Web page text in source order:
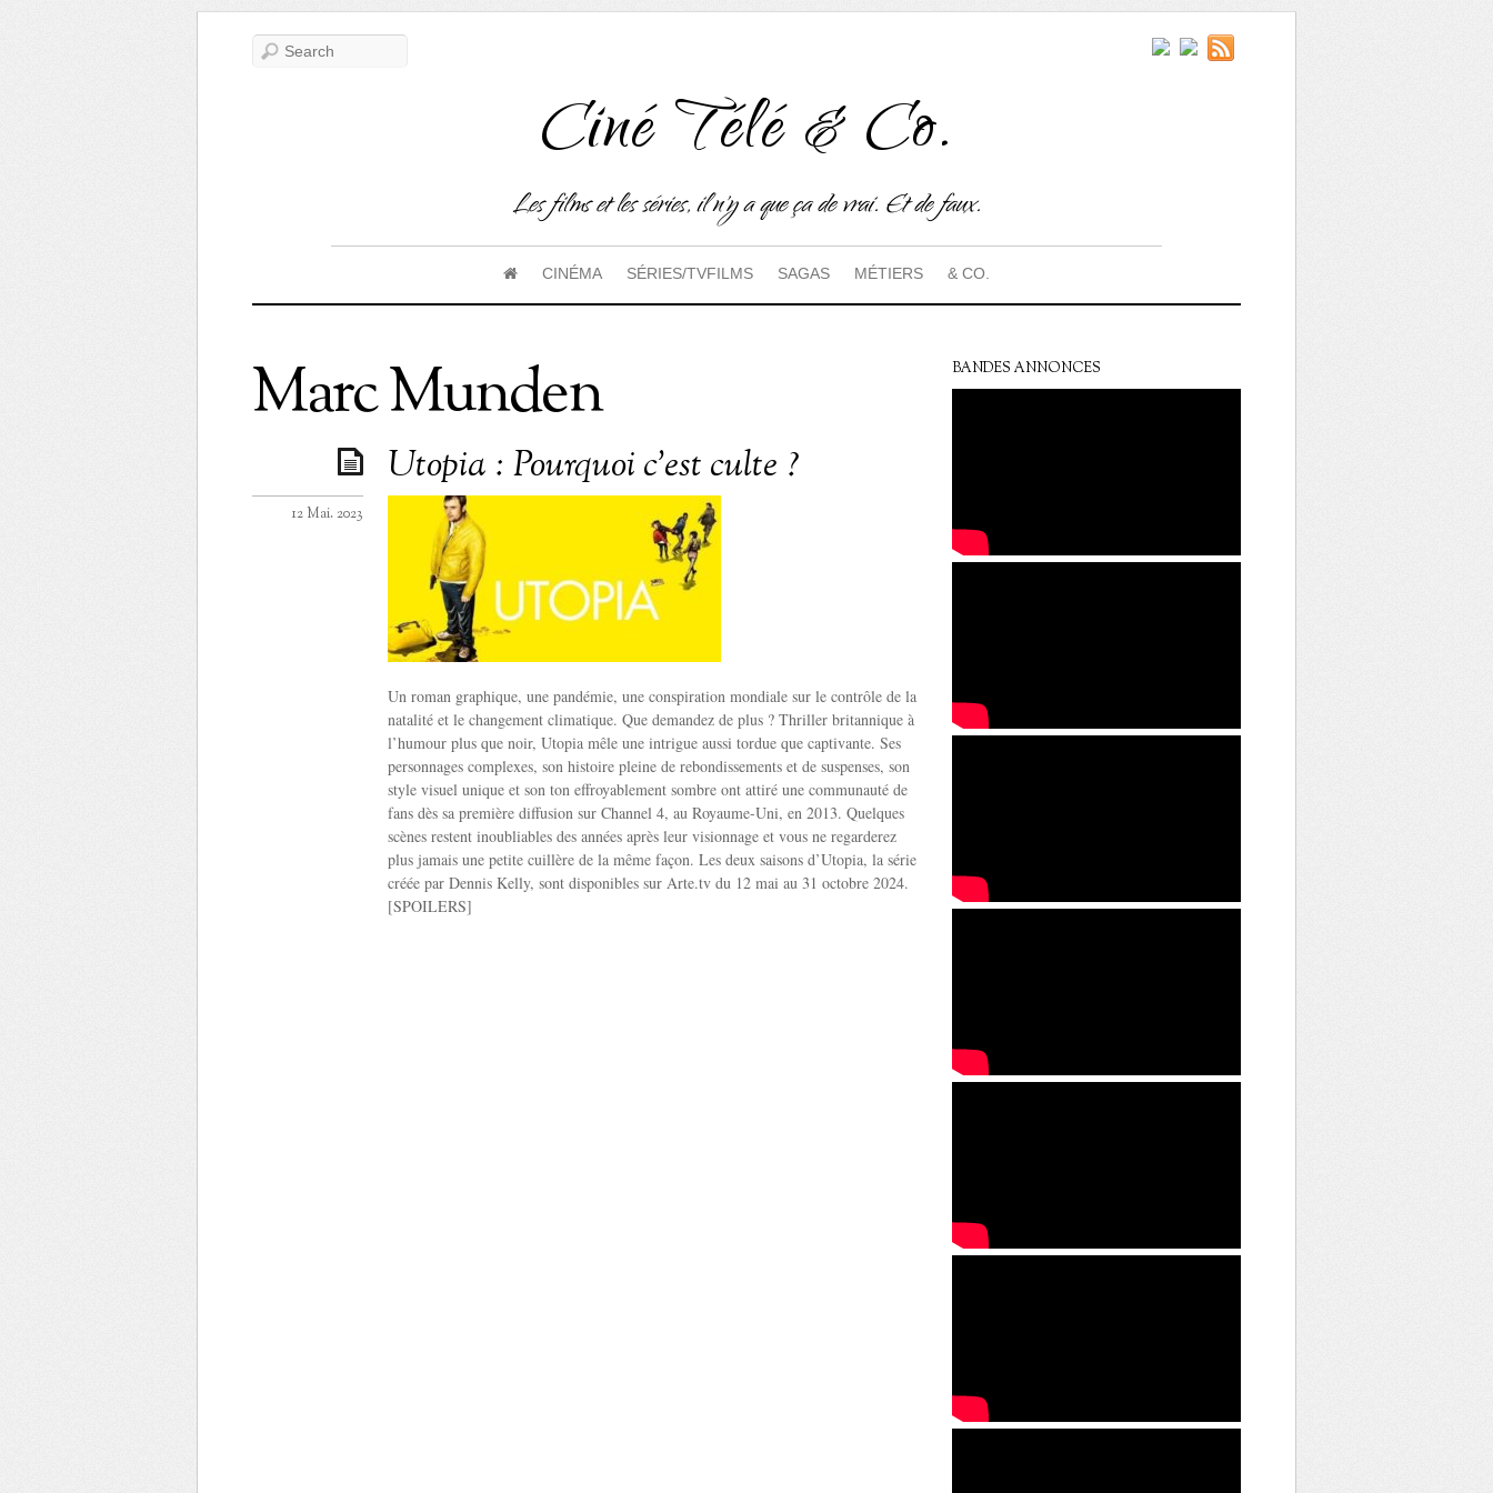
Ciné Télé & Co.
Les films et les séries, il n'y a que ça de vrai. Et de faux.
CINÉMA SÉRIES/TVFILMS SAGAS MÉTIERS & CO.
Marc Munden
Utopia : Pourquoi c’est culte ?
12 Mai. 2023
Un roman graphique, une pandémie, une conspiration mondiale sur le contrôle de la
natalité et le changement climatique. Que demandez de plus ? Thriller britannique à
l’humour plus que noir, Utopia mêle une intrigue aussi tordue que captivante. Ses
personnages complexes, son histoire pleine de rebondissements et de suspenses, son
style visuel unique et son ton effroyablement sombre ont attiré une communauté de
fans dès sa première diffusion sur Channel 4, au Royaume-Uni, en 2013. Quelques
scènes restent inoubliables des années après leur visionnage et vous ne regarderez
plus jamais une petite cuillère de la même façon. Les deux saisons d’Utopia, la série
créée par Dennis Kelly, sont disponibles sur Arte.tv du 12 mai au 31 octobre 2024.
[SPOILERS]
BANDES ANNONCES